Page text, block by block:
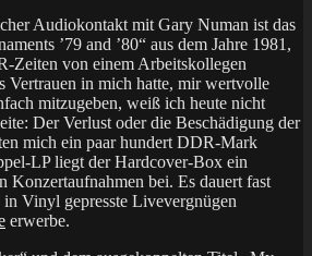
Audiokontakt mit Gary Numan ist das
’79 and ’80“ aus dem Jahre 1981,
Zeiten von einem Arbeitskollegen
Vertrauen in mich hatte, mir wertvolle
mitzugeben, weiß ich heute nicht
Der Verlust oder die Beschädigung der
mich ein paar hundert DDR-Mark
LP liegt der Hardcover-Box ein
Konzertaufnahmen bei. Es dauert fast
Vinyl gepresste Livevergnügen
erwerbe.